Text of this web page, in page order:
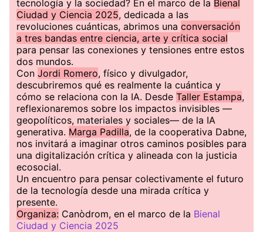
tecnología y la sociedad? En el marco de la Bienal
Ciudad y Ciencia 2025, dedicada a las
revoluciones cuánticas, abrimos una conversación
a tres bandas entre ciencia, arte y crítica social
para pensar las conexiones y tensiones entre estos
dos mundos.
Con Jordi Romero, físico y divulgador,
descubriremos qué es realmente la cuántica y
cómo se relaciona con la IA. Desde Taller Estampa,
reflexionaremos sobre los impactos invisibles —
geopolíticos, materiales y sociales— de la IA
generativa. Marga Padilla, de la cooperativa Dabne,
nos invitará a imaginar otros caminos posibles para
una digitalización crítica y alineada con la justicia
ecosocial.
Un encuentro para pensar colectivamente el futuro
de la tecnología desde una mirada crítica y
presente.
Organiza: Canòdrom, en el marco de la Bienal
Ciudad y Ciencia 2025